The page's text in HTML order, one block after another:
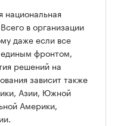
в организации
даже если все
единым фронтом,
решений на
зависит также
Азии, Южной
Америки,